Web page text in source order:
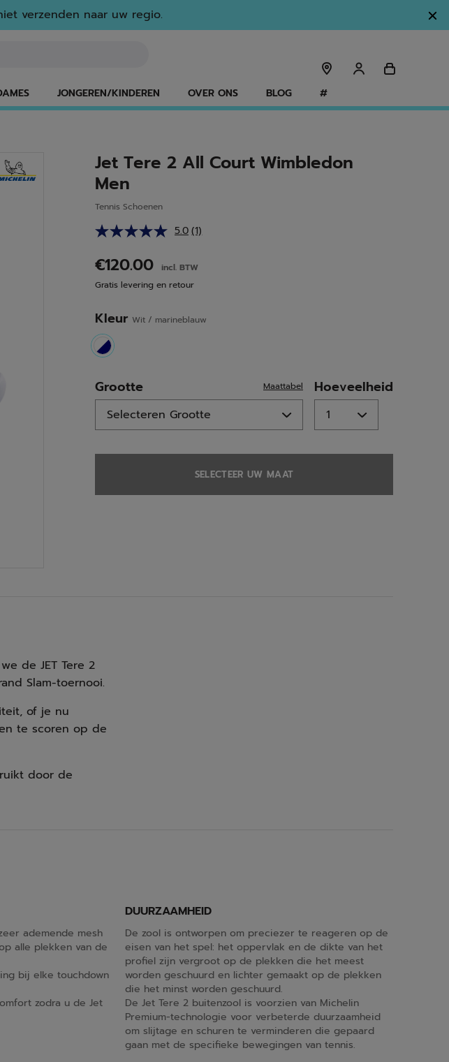
verzenden naar uw regio.
JONGEREN/KINDEREN OVER ONS BLOG #
Jet Tere 2 All Court Wimbledon
Men
Tennis Schoenen
5.0 Lees
Dezelfde
paginalink.
(1)
€120.00
incl. BTW
Gratis levering en retour
Kleur Wit / marineblauw
selected
Grootte Maattabel Hoeveelheid
SELECTEER UW MAAT
de JET Tere 2
Slam-toernooi.
of je nu
te scoren op de
door de
ademende mesh
alle plekken van de
bij elke touchdown
zodra u de Jet
DUURZAAMHEID
De zool is ontworpen om preciezer te reageren op de
eisen van het spel: het oppervlak en de dikte van het
profiel zijn vergroot op de plekken die het meest
worden geschuurd en lichter gemaakt op de plekken
die het minst worden geschuurd.
De Jet Tere 2 buitenzool is voorzien van Michelin
Premium-technologie voor verbeterde duurzaamheid
om slijtage en schuren te verminderen die gepaard
gaan met de specifieke bewegingen van tennis.